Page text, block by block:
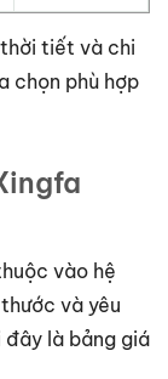
tiết và chi
chọn phù hợp
vào hệ
và yêu
là bảng giá